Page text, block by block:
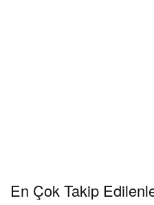
En Çok Takip